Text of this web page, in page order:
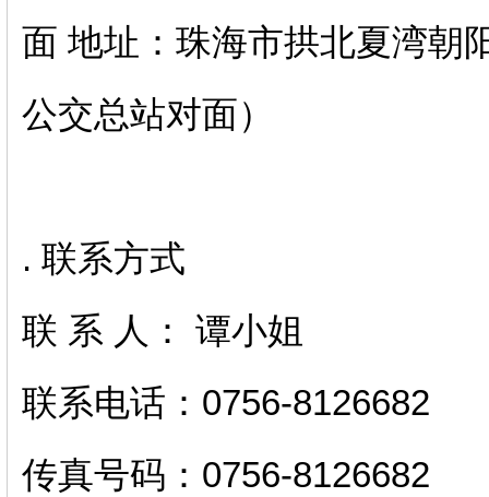
面 地址：珠海市拱北夏湾朝
公交总站对面）
. 联系方式
联 系 人： 谭小姐
联系电话：0756-8126682
传真号码：0756-8126682